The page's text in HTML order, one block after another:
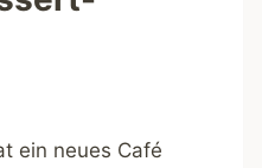
ein neues Café